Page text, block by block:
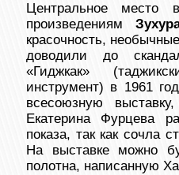
Центральное место
произведениям
красочность,
доводили до
«Гиджкак»
инструмент) в 1961
всесоюзную
Екатерина Фурцева
показа, так как сочла
На выставке можно
полотна, написанную